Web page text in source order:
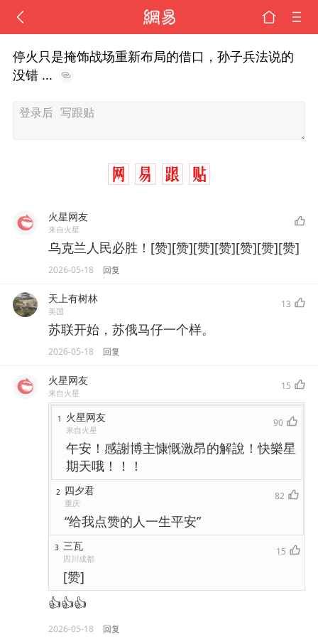
停火只是掩饰战场重新布局的借口，孙子兵法说的
没错 ...
火星网友
来自火星
乌克兰人民必胜！[赞][赞][赞][赞][赞][赞][赞]
2026-05-18 回复
天上有树林
美国
13
苏联开始，苏俄马仔一个样。
2026-05-18 回复
火星网友
来自火星
15
1 火星网友
来自火星
90
午安！感謝博主慷慨激昂的解說！快樂星
期天哦！！！
2 四夕君
重庆
82
“给我点赞的人一生平安”
3 三瓦
四川成都
15
[赞]
👍👍👍
2026-05-18 回复